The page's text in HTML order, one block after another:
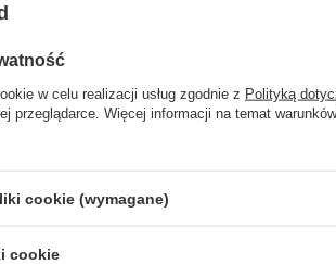
nie dotyczy
w celu realizacji usług zgodnie z Polityką
przeglądarce. Więcej informacji na temat
cookie (wymagane)
cookie